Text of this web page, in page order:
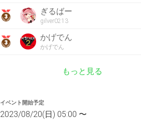
ぎるばー
gilver0213
かげでん
かげでん
もっと見る
イベント開始予定
2023/08/20(日) 05:00 〜